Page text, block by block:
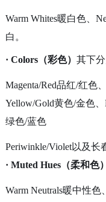
Warm Whites暖白色、
白。
· Colors（彩色） 其下
Magenta/Red品红/红色、
Yellow/Gold黄色/金色、
绿色/蓝色
Periwinkle/Violet以及长
· Muted Hues（柔和色）
Warm Neutrals暖中性色、